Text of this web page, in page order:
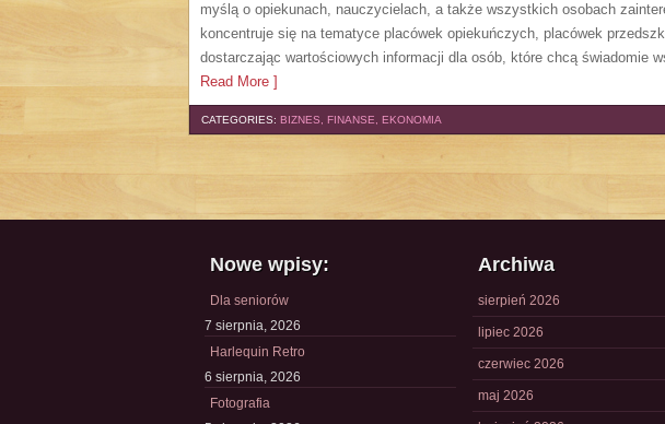
myślą o opiekunach, nauczycielach, a także wszystkich osobach
koncentruje się na tematyce placówek opiekuńczych, placówek
dostarczając wartościowych informacji dla osób, które chcą świadomie
Read More ]
CATEGORIES: BIZNES, FINANSE, EKONOMIA
Nowe wpisy:
Dla seniorów
7 sierpnia, 2026
Harlequin Retro
6 sierpnia, 2026
Fotografia
Archiwa
sierpień 2026
lipiec 2026
czerwiec 2026
maj 2026